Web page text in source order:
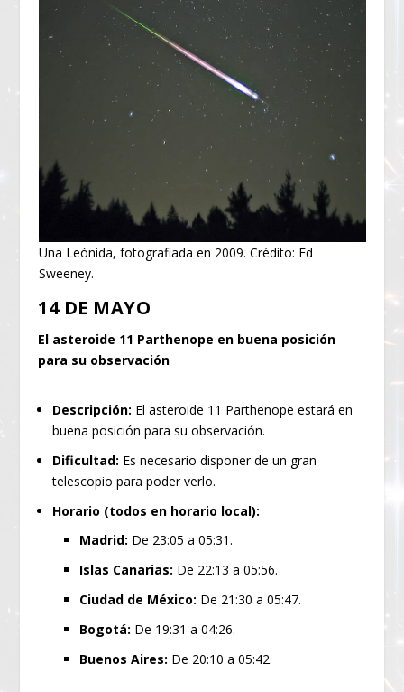
Una Leónida, fotografiada en 2009. Crédito: Ed
Sweeney.
14 DE MAYO
El asteroide 11 Parthenope en buena posición
para su observación
Descripción: El asteroide 11 Parthenope estará en
buena posición para su observación.
Dificultad: Es necesario disponer de un gran
telescopio para poder verlo.
Horario (todos en horario local):
Madrid: De 23:05 a 05:31.
Islas Canarias: De 22:13 a 05:56.
Ciudad de México: De 21:30 a 05:47.
Bogotá: De 19:31 a 04:26.
Buenos Aires: De 20:10 a 05:42.